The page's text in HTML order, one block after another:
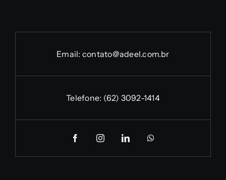
Email: contato@adeel.com.br
Telefone: (62) 3092-1414